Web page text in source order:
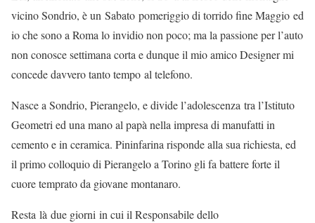
vicino Sondrio, è un Sabato pomeriggio di torrido fine Maggio ed
io che sono a Roma lo invidio non poco; ma la passione per l’auto
non conosce settimana corta e dunque il mio amico Designer mi
concede davvero tanto tempo al telefono.
Nasce a Sondrio, Pierangelo, e divide l’adolescenza tra l’Istituto
Geometri ed una mano al papà nella impresa di manufatti in
cemento e in ceramica. Pininfarina risponde alla sua richiesta, ed
il primo colloquio di Pierangelo a Torino gli fa battere forte il
cuore temprato da giovane montanaro.
Resta là due giorni in cui il Responsabile dello